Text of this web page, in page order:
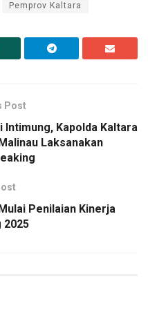
Pemprov Kaltara
Post
Intimung, Kapolda Kaltara
Laksanakan
Penilaian Kinerja
2025